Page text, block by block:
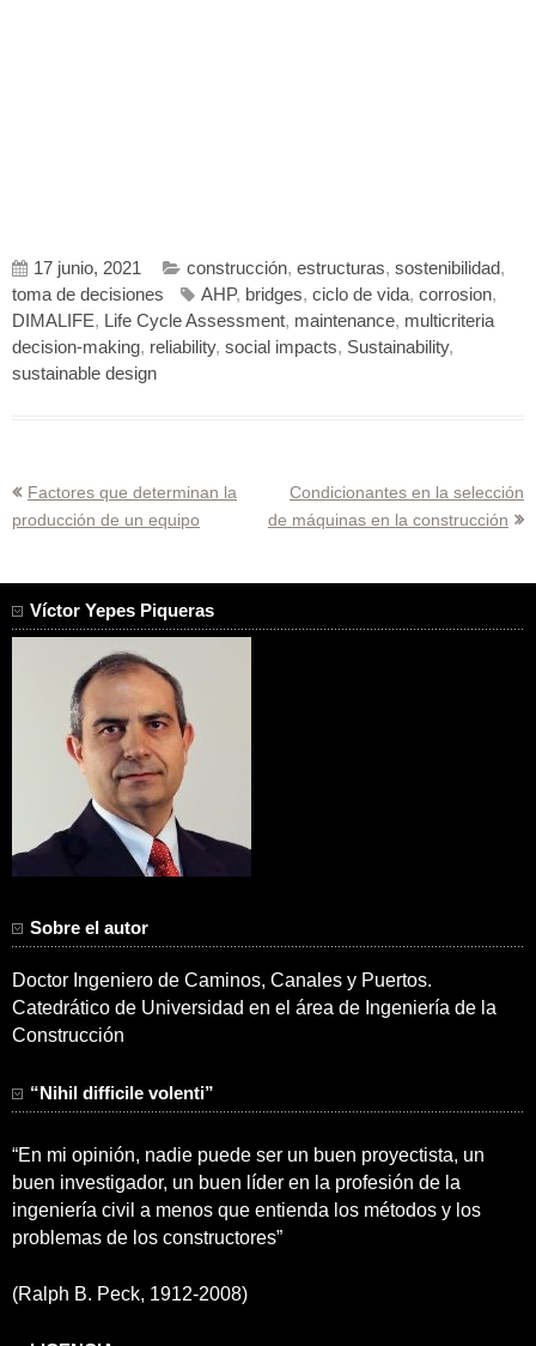
17 junio, 2021 construcción, estructuras, sostenibilidad,
toma de decisiones
AHP, bridges, ciclo de vida, corrosion,
DIMALIFE, Life Cycle Assessment, maintenance, multicriteria
decision-making, reliability, social impacts, Sustainability,
sustainable design
Navegación
de
Factores que determinan la
producción de un equipo
Condicionantes en la selección
de máquinas en la construcción
Víctor Yepes Piqueras
Sobre el autor
Doctor Ingeniero de Caminos, Canales y Puertos.
Catedrático de Universidad en el área de Ingeniería de la
Construcción
“Nihil difficile volenti”
“En mi opinión, nadie puede ser un buen proyectista, un
buen investigador, un buen líder en la profesión de la
ingeniería civil a menos que entienda los métodos y los
problemas de los constructores”
(Ralph B. Peck, 1912-2008)